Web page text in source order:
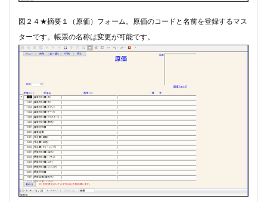
図２４★摘要１（原価）フォーム。​原価のコードと名前を登録するマス
ターです。帳票の名称は変更が可能です。